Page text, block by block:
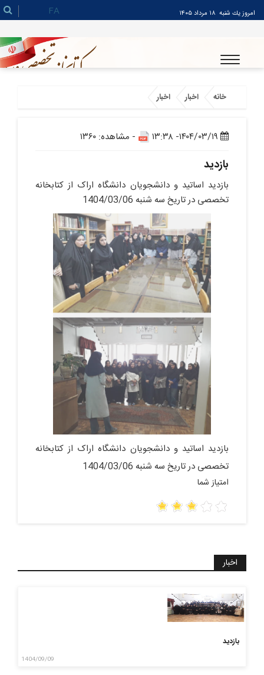
امروز يك شنبه ۱۸ مرداد ۱۴۰۵ FA
خانه اخبار اخبار
۱۴۰۴/۰۳/۱۹- ۱۳:۳۸ - مشاهده: ۱۳۶۰
بازدید
بازدید اساتید و دانشجویان دانشگاه اراک از کتابخانه
تخصصی در تاریخ سه شنبه 1404/03/06
بازدید اساتید و دانشجویان دانشگاه اراک از کتابخانه
تخصصی در تاریخ سه شنبه 1404/03/06
امتیاز شما
اخبار
بازدید
1404/09/09